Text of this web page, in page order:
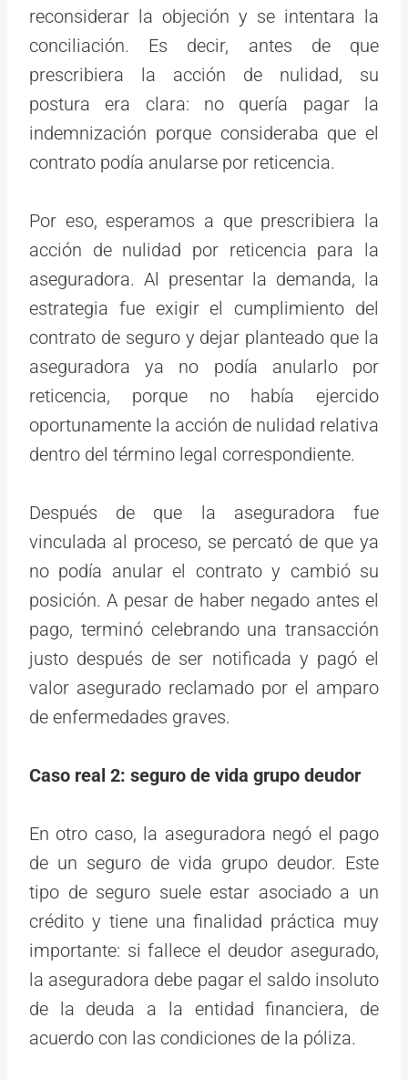
reconsiderar la objeción y se intentara la
conciliación. Es decir, antes de que
prescribiera la acción de nulidad, su
postura era clara: no quería pagar la
indemnización porque consideraba que el
contrato podía anularse por reticencia.
Por eso, esperamos a que prescribiera la
acción de nulidad por reticencia para la
aseguradora. Al presentar la demanda, la
estrategia fue exigir el cumplimiento del
contrato de seguro y dejar planteado que la
aseguradora ya no podía anularlo por
reticencia, porque no había ejercido
oportunamente la acción de nulidad relativa
dentro del término legal correspondiente.
Después de que la aseguradora fue
vinculada al proceso, se percató de que ya
no podía anular el contrato y cambió su
posición. A pesar de haber negado antes el
pago, terminó celebrando una transacción
justo después de ser notificada y pagó el
valor asegurado reclamado por el amparo
de enfermedades graves.
Caso real 2: seguro de vida grupo deudor
En otro caso, la aseguradora negó el pago
de un seguro de vida grupo deudor. Este
tipo de seguro suele estar asociado a un
crédito y tiene una finalidad práctica muy
importante: si fallece el deudor asegurado,
la aseguradora debe pagar el saldo insoluto
de la deuda a la entidad financiera, de
acuerdo con las condiciones de la póliza.